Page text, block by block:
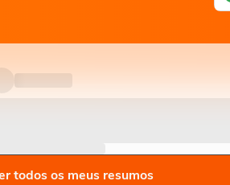
todos os meus resumos